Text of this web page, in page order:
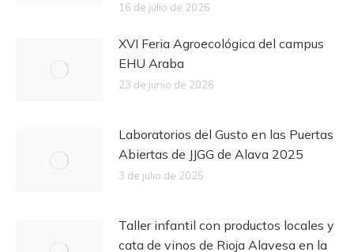
16 de julio de 2026
XVI Feria Agroecológica del campus
EHU Araba
23 de junio de 2026
Laboratorios del Gusto en las Puertas
Abiertas de JJGG de Alava 2025
3 de julio de 2025
Taller infantil con productos locales y
cata de vinos de Rioja Alavesa en la